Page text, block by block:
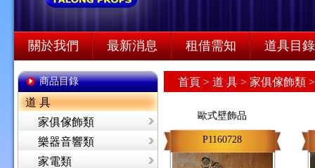
關於我們 最新消息 租借需知 道具目錄
商品目錄
道 具
家俱傢飾類
樂器音響類
家電類
首頁 > 道 具 > 家俱傢飾類
歐式壁飾品
P1160728